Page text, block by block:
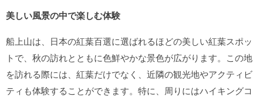
美しい風景の中で楽しむ体験
船上山は、日本の紅葉百選に選ばれるほどの美しい紅葉スポッ
トで、秋の訪れとともに色鮮やかな景色が広がります。この地
を訪れる際には、紅葉だけでなく、近隣の観光地やアクティビ
ティも体験することができます。特に、周りにはハイキングコ